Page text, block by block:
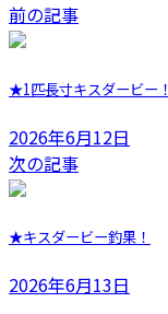
前の記事
★1匹長寸キスダービー！
2026年6月12日
次の記事
★キスダービー釣果！
2026年6月13日